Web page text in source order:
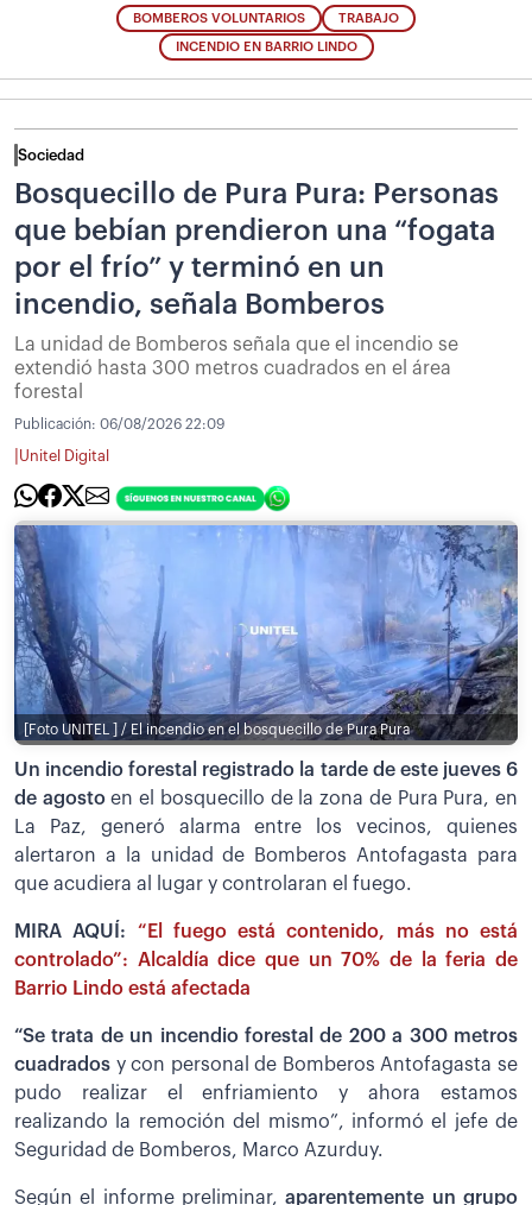
BOMBEROS VOLUNTARIOS TRABAJO
INCENDIO EN BARRIO LINDO
Sociedad
Bosquecillo de Pura Pura: Personas
que bebían prendieron una “fogata
por el frío” y terminó en un
incendio, señala Bomberos
La unidad de Bomberos señala que el incendio se
extendió hasta 300 metros cuadrados en el área
forestal
Publicación: 06/08/2026 22:09
Unitel Digital
[Foto UNITEL ] / El incendio en el bosquecillo de Pura Pura
Un incendio forestal registrado la tarde de este jueves 6
de agostoen el bosquecillo de la zona de Pura Pura, en
La Paz, generó alarma entre los vecinos, quienes
alertaron a la unidad de Bomberos Antofagasta para
que acudiera al lugar y controlaran el fuego.
MIRA AQUÍ: “El fuego está contenido, más no está
controlado”: Alcaldía dice que un 70% de la feria de
Barrio Lindo está afectada
“Se trata de un incendio forestal de 200 a 300 metros
cuadrados y con personal de Bomberos Antofagasta se
pudo realizar el enfriamiento y ahora estamos
realizando la remoción del mismo”, informó el jefe de
Seguridad de Bomberos, Marco Azurduy.
Según el informe preliminar,aparentemente un grupo